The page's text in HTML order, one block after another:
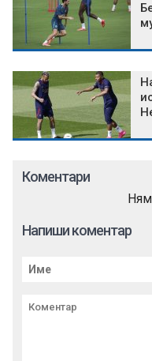
Коментари
Напиши коментар